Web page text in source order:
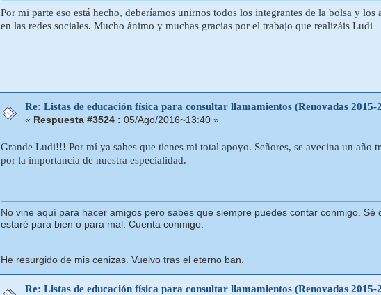
Por mi parte eso está hecho, deberíamos unirnos todos los integrantes de la bolsa y
en las redes sociales. Mucho ánimo y muchas gracias por el trabajo que realizáis Ludi
Re: Listas de educación física para consultar llamamientos (Renovadas 2015-
« Respuesta #3524 : 05/Ago/2016~13:40 »
Grande Ludi!!! Por mí ya sabes que tienes mi total apoyo. Señores, se avecina un año
por la importancia de nuestra especialidad.
No vine aquí para hacer amigos pero sabes que siempre puedes contar conmigo.
estaré para bien o para mal. Cuenta conmigo.
He resurgido de mis cenizas. Vuelvo tras el eterno ban.
Re: Listas de educación física para consultar llamamientos (Renovadas 2015-